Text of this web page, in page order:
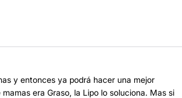
y entonces ya podrá hacer una mejor
era Graso, la Lipo lo soluciona. Mas si